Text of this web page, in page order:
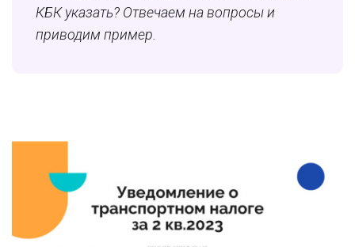
КБК указать? Отвечаем на вопросы и
приводим пример.